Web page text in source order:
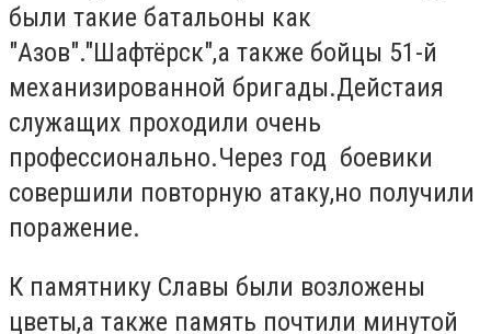
были такие батальоны как
"Азов"."Шафтёрск",а также бойцы 51-й
механизированной бригады.Дейстаия
служащих проходили очень
профессионально.Через год боевики
совершили повторную атаку,но получили
поражение.
К памятнику Славы были возложены
цветы,а также память почтили минутой